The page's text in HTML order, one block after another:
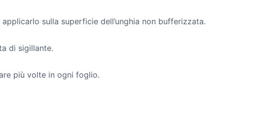
sulla superficie dell’unghia non bufferizzata.
di sigillante.
più volte in ogni foglio.